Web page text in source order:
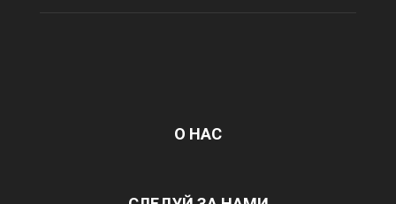
О НАС